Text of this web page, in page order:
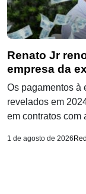
Renato Jr
empresa da
Os pagamentos à
revelados em
em contratos com
1 de agosto de 2026